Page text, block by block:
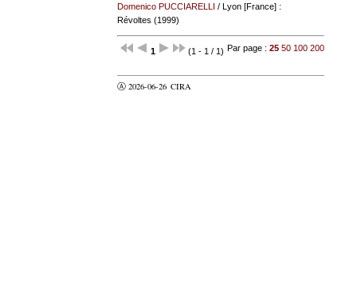
Domenico PUCCIARELLI / Lyon [France] :
Révoltes (1999)
1 (1 - 1 / 1) Par page : 25 50 100 200
Ⓐ 2026-06-26 CIRA